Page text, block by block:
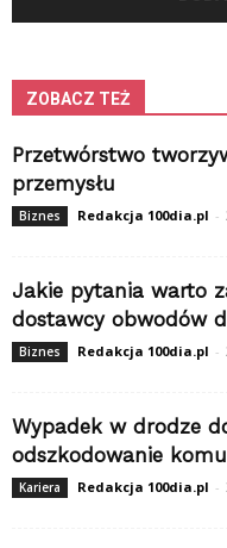
ZOBACZ TEŻ
Przetwórstwo
przemysłu
Biznes Redakcja 100dia.pl -
Jakie pytania warto
dostawcy obwodów
Biznes Redakcja 100dia.pl -
Wypadek w drodze
odszkodowanie
Kariera Redakcja 100dia.pl -